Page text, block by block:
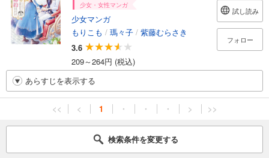
少女・女性マンガ
少女マンガ
もりこも / 瑪々子 / 紫藤むらさき
3.6
209～264円 (税込)
試し読み
フォロー
あらすじを表示する
<< < 1 ・ ・ ・ > >>
検索条件を変更する